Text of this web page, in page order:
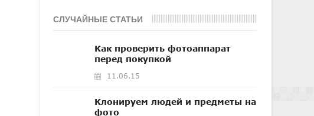
СЛУЧАЙНЫЕ СТАТЬИ
Как проверить фотоаппарат
перед покупкой
11.06.15
Клонируем людей и предметы на
фото